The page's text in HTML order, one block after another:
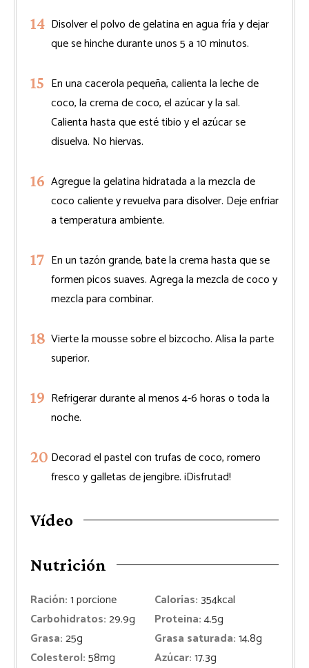
Disolver el polvo de gelatina en agua fría y dejar
que se hinche durante unos 5 a 10 minutos.
En una cacerola pequeña, calienta la leche de
coco, la crema de coco, el azúcar y la sal.
Calienta hasta que esté tibio y el azúcar se
disuelva. No hiervas.
Agregue la gelatina hidratada a la mezcla de
coco caliente y revuelva para disolver. Deje enfriar
a temperatura ambiente.
En un tazón grande, bate la crema hasta que se
formen picos suaves. Agrega la mezcla de coco y
mezcla para combinar.
Vierte la mousse sobre el bizcocho. Alisa la parte
superior.
Refrigerar durante al menos 4-6 horas o toda la
noche.
Decorad el pastel con trufas de coco, romero
fresco y galletas de jengibre. ¡Disfrutad!
Vídeo
Nutrición
Ración:1porcione Calorías:354kcal
Carbohidratos:29.9g Proteina:4.5g
Grasa:25g Grasa saturada:14.8g
Colesterol:58mg Azúcar:17.3g